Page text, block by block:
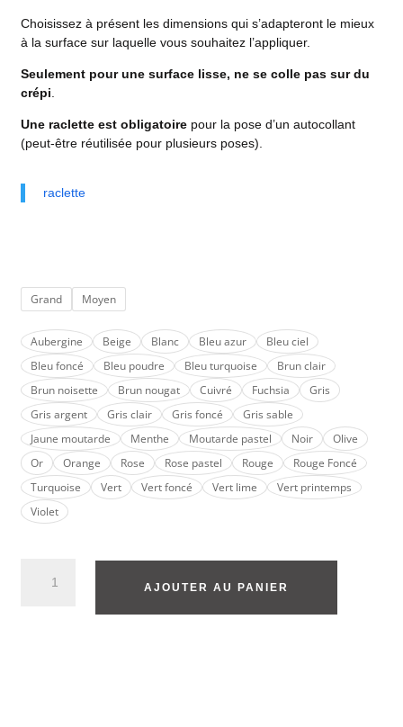
Choisissez à présent les dimensions qui s’adapteront le mieux
à la surface sur laquelle vous souhaitez l’appliquer.
Seulement pour une surface lisse, ne se colle pas sur du
crépi.
Une raclette est obligatoire pour la pose d’un autocollant
(peut-être réutilisée pour plusieurs poses).
raclette
Grand Moyen
Aubergine Beige Blanc Bleu azur
Bleu ciel
Bleu foncé
Bleu poudre Bleu turquoise
Brun clair
Brun noisette
Brun nougat Cuivré Fuchsia
Gris
Gris argent
Gris clair Gris foncé
Gris sable
Jaune moutarde
Menthe Moutarde pastel Noir
Olive
Or
Orange Rose Rose pastel Rouge
Rouge Foncé
Turquoise
Vert Vert foncé Vert lime
Vert printemps
Violet
AJOUTER AU PANIER